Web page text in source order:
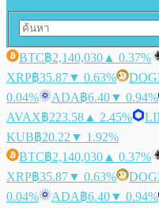
BTC฿2,140,030 ▲ 0.37%
XRP฿35.87▼ 0.63%
0.04%
ADA฿6.40▼ 0.94%
AVAX฿223.58 ▲ 2.45%
KUB฿20.22 ▼ 1.92%
BTC฿2,140,030 ▲ 0.37%
XRP฿35.87▼ 0.63%
0.04%
ADA฿6.40▼ 0.94%